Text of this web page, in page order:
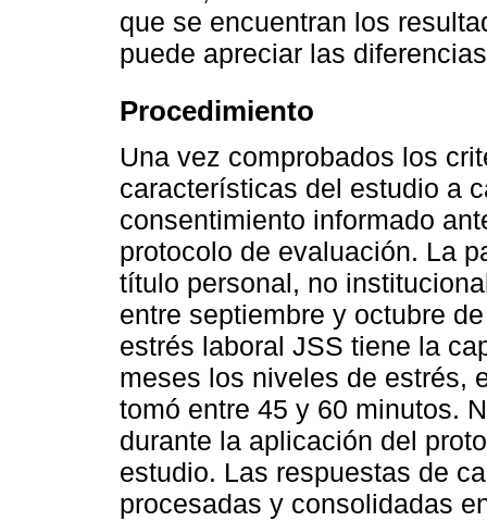
que se encuentran los
puede apreciar las
Procedimiento
Una vez comprobados los
características del estudio a
consentimiento informado
protocolo de evaluación. La
título personal, no
entre septiembre y octubre
estrés laboral JSS tiene la
meses los niveles de estrés,
tomó entre 45 y 60 minutos.
durante la aplicación del
estudio. Las respuestas de
procesadas y consolidadas